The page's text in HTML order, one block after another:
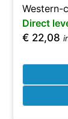
Western-
Direct
€ 22,08